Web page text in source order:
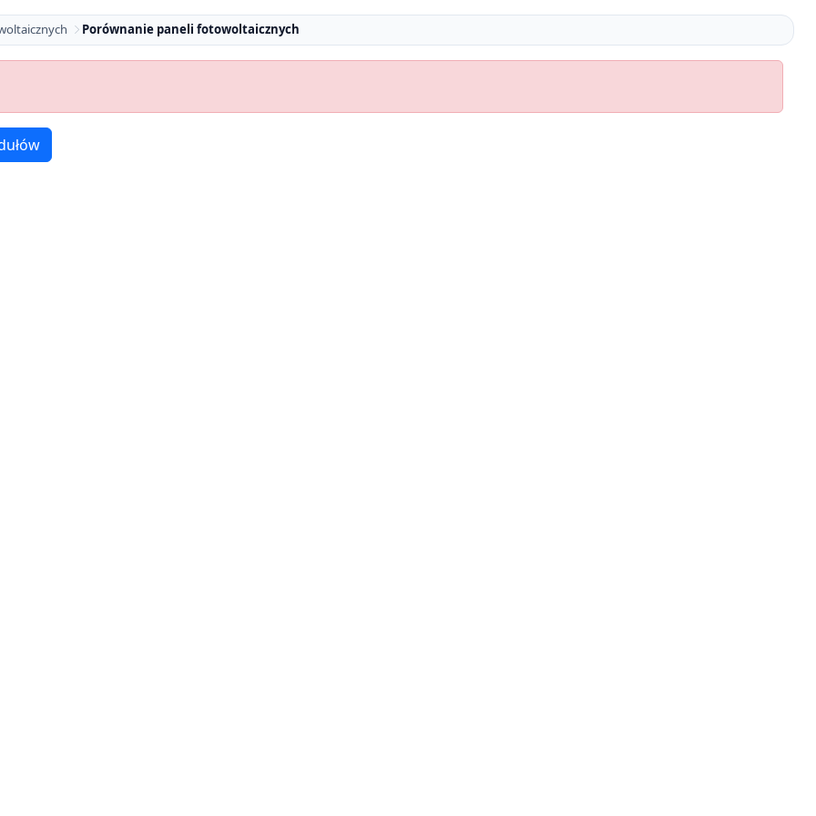
Porównanie paneli fotowoltaicznych